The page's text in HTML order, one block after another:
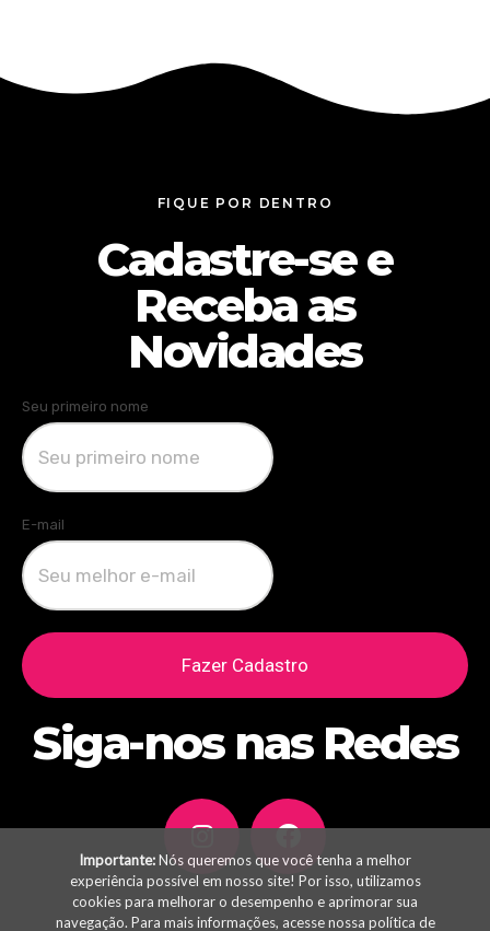
FIQUE POR DENTRO
Cadastre-se e
Receba as
Novidades
Seu primeiro nome
E-mail
Fazer Cadastro
Siga-nos nas Redes
Importante:Nós queremos que você tenha a melhor
experiência possível em nosso site! Por isso, utilizamos
cookies para melhorar o desempenho e aprimorar sua
navegação. Para mais informações, acesse nossa política de